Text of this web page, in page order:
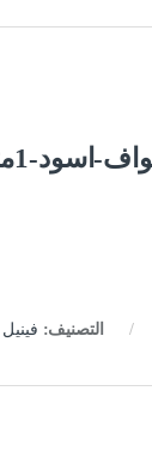
اسود-1متر
التصنيف: